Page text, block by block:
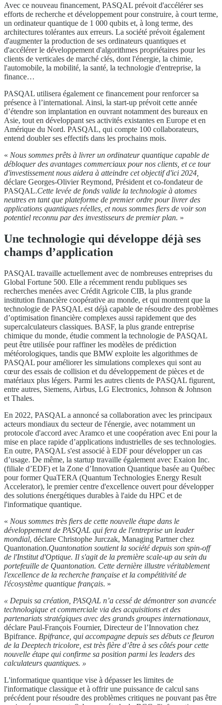
Avec ce nouveau financement, PASQAL prévoit d'accélérer ses
efforts de recherche et développement pour construire, à court terme,
un ordinateur quantique de 1 000 qubits et, à long terme, des
architectures tolérantes aux erreurs. La société prévoit également
d'augmenter la production de ses ordinateurs quantiques et
d'accélérer le développement d'algorithmes propriétaires pour les
clients de verticales de marché clés, dont l'énergie, la chimie,
l'automobile, la mobilité, la santé, la technologie d'entreprise, la
finance…
PASQAL utilisera également ce financement pour renforcer sa
présence à l’international. Ainsi, la start-up prévoit cette année
d’étendre son implantation en ouvrant notamment des bureaux en
Asie, tout en développant ses activités existantes en Europe et en
Amérique du Nord. PASQAL, qui compte 100 collaborateurs,
entend doubler ses effectifs dans les prochains mois.
« Nous sommes prêts à livrer un ordinateur quantique capable de
débloquer des avantages commerciaux pour nos clients, et ce tour
d'investissement nous aidera à atteindre cet objectif d'ici 2024,
déclare Georges-Olivier Reymond, Président et co-fondateur de
PASQAL.Cette levée de fonds valide la technologie à atomes
neutres en tant que plateforme de premier ordre pour livrer des
applications quantiques réelles, et nous sommes fiers de voir son
potentiel reconnu par des investisseurs de premier plan. »
Une technologie qui développe déjà ses
champs d’application
PASQAL travaille actuellement avec de nombreuses entreprises du
Global Fortune 500. Elle a récemment rendu publiques ses
recherches menées avec Crédit Agricole CIB, la plus grande
institution financière coopérative au monde, et qui montrent que la
technologie de PASQAL est déjà capable de résoudre des problèmes
d’optimisation financière complexes aussi rapidement que des
supercalculateurs classiques. BASF, la plus grande entreprise
chimique du monde, étudie comment la technologie de PASQAL
peut être utilisée pour raffiner les modèles de prédiction
météorologiques, tandis que BMW exploite les algorithmes de
PASQAL pour améliorer les simulations complexes qui sont au
cœur des essais de collision et du développement de pièces et de
matériaux plus légers. Parmi les autres clients de PASQAL figurent,
entre autres, Siemens, Airbus, LG Electronics, Johnson & Johnson
et Thales.
En 2022, PASQAL a annoncé sa collaboration avec les principaux
acteurs mondiaux du secteur de l'énergie, avec notamment un
protocole d'accord avec Aramco et une coopération avec Eni pour la
mise en place rapide d’applications industrielles de ses technologies.
En outre, PASQAL s'est associé à EDF pour développer un cas
d’usage. De même, la startup travaille également avec Exaion Inc.
(filiale d’EDF) et la Zone d’Innovation Quantique basée au Québec
pour former QuaTERA (Quantum Technologies Energy Result
Accelerator), le premier centre d'excellence ouvert pour développer
des solutions énergétiques durables à l'aide du HPC et de
l'informatique quantique.
« Nous sommes très fiers de cette nouvelle étape dans le
développement de PASQAL qui fera de l'entreprise un leader
mondial, déclare Christophe Jurczak, Managing Partner chez
Quantonation.Quantonation soutient la société depuis son spin-off
de l'Institut d'Optique. Il s'agit de la première scale-up au sein du
portefeuille de Quantonation. Cette dernière illustre véritablement
l'excellence de la recherche française et la compétitivité de
l'écosystème quantique français. »
« Depuis sa création, PASQAL n’a cessé de démontrer son avancée
technologique et commerciale via des acquisitions et des
partenariats stratégiques avec des grands groupes internationaux,
déclare Paul-François Fournier, Directeur de l’Innovation chez
Bpifrance. Bpifrance, qui accompagne depuis ses débuts ce fleuron
de la Deeptech tricolore, est très fière d’être à ses côtés pour cette
nouvelle étape qui confirme sa position parmi les leaders des
calculateurs quantiques. »
L'informatique quantique vise à dépasser les limites de
l'informatique classique et à offrir une puissance de calcul sans
précédent pour résoudre des problèmes critiques ne pouvant pas être